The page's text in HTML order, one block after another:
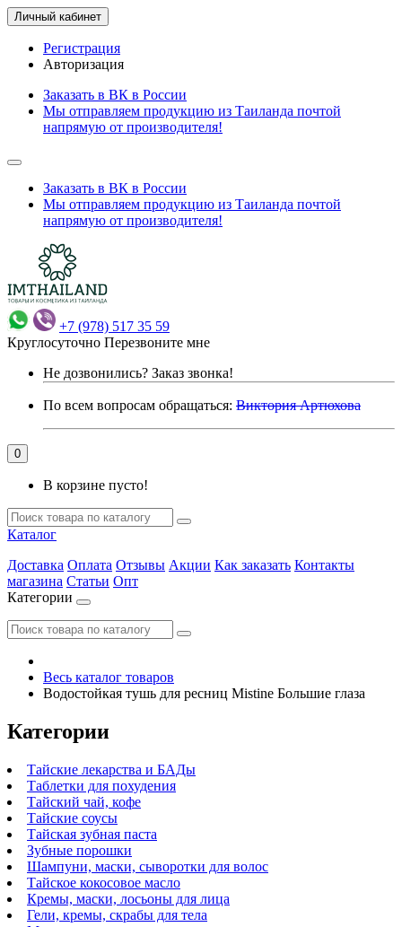
Личный кабинет
Регистрация
Авторизация
Заказать в ВК в России
Мы отправляем продукцию из Таиланда почтой
напрямую от производителя!
Заказать в ВК в России
Мы отправляем продукцию из Таиланда почтой
напрямую от производителя!
+7 (978) 517 35 59
Круглосуточно Перезвоните мне
Не дозвонились? Заказ звонка!
По всем вопросам обращаться: Виктория Артюхова
0
В корзине пусто!
Каталог
Доставка Оплата Отзывы Акции Как заказать Контакты
магазина Статьи Опт
Категории
Весь каталог товаров
Водостойкая тушь для ресниц Mistine Большие глаза
Категории
Тайские лекарства и БАДы
Таблетки для похудения
Тайский чай, кофе
Тайские соусы
Тайская зубная паста
Зубные порошки
Шампуни, маски, сыворотки для волос
Тайское кокосовое масло
Кремы, маски, лосьоны для лица
Гели, кремы, скрабы для тела